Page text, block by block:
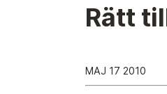
Det
Mediernas
besluten
Rätt
MAJ 17 2010